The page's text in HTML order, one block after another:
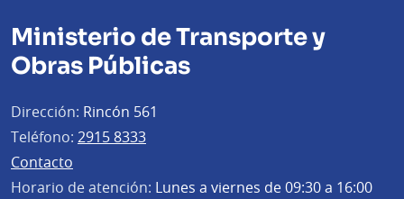
Ministerio de Transporte y
Obras Públicas
Dirección: Rincón 561
Teléfono: 2915 8333
Contacto
Horario de atención: Lunes a viernes de 09:30 a 16:00